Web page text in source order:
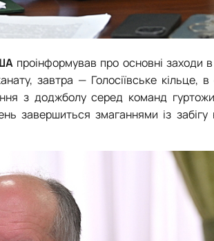
проінформував про основні заходи
завтра — Голосіївське кільце,
з доджболу серед команд
завершиться змаганнями із